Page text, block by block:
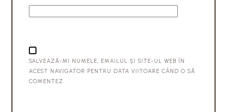
SALVEAZĂ-MI NUMELE, EMAILUL ȘI SITE-UL WEB ÎN
ACEST NAVIGATOR PENTRU DATA VIITOARE CÂND O SĂ
COMENTEZ.